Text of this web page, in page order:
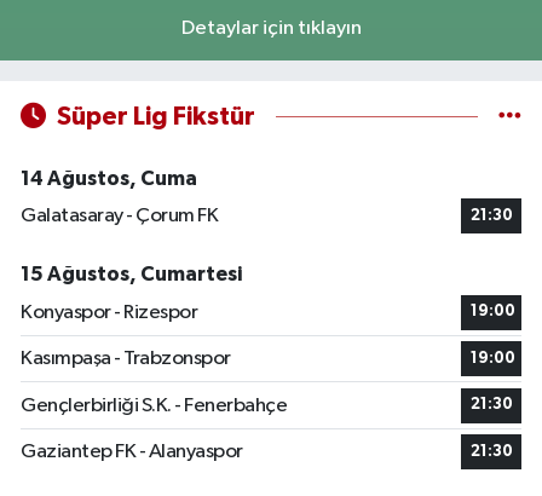
Detaylar için tıklayın
Süper Lig Fikstür
14 Ağustos, Cuma
Galatasaray - Çorum FK
21:30
15 Ağustos, Cumartesi
Konyaspor - Rizespor
19:00
Kasımpaşa - Trabzonspor 19:00
Gençlerbirliği S.K. - Fenerbahçe 21:30
Gaziantep FK - Alanyaspor 21:30